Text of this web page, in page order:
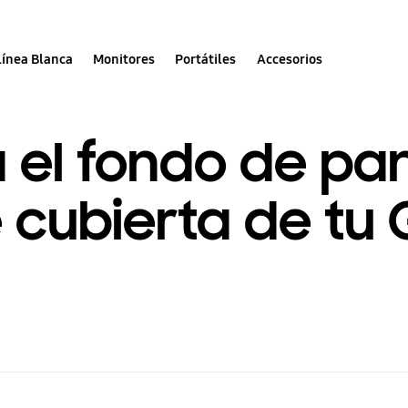
Blanca Monitores Portátiles Accesorios
el fondo de
de tu